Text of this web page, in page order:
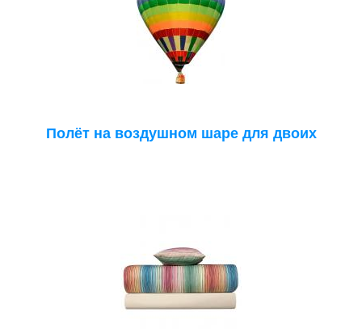
Полёт на воздушном шаре для двоих